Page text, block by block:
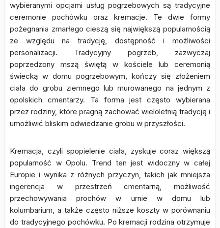
wybieranymi opcjami usług pogrzebowych są tradycyjne
ceremonie pochówku oraz kremacje. Te dwie formy
pożegnania zmarłego cieszą się największą popularnością
ze względu na tradycję, dostępność i możliwości
personalizacji. Tradycyjny pogrzeb, zazwyczaj
poprzedzony mszą świętą w kościele lub ceremonią
świecką w domu pogrzebowym, kończy się złożeniem
ciała do grobu ziemnego lub murowanego na jednym z
opolskich cmentarzy. Ta forma jest często wybierana
przez rodziny, które pragną zachować wieloletnią tradycję i
umożliwić bliskim odwiedzanie grobu w przyszłości.
Kremacja, czyli spopielenie ciała, zyskuje coraz większą
popularność w Opolu. Trend ten jest widoczny w całej
Europie i wynika z różnych przyczyn, takich jak mniejsza
ingerencja w przestrzeń cmentarną, możliwość
przechowywania prochów w urnie w domu lub
kolumbarium, a także często niższe koszty w porównaniu
do tradycyjnego pochówku. Po kremacji rodzina otrzymuje